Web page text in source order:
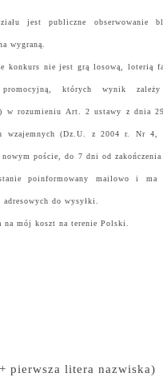
jest publiczne obserwowanie
wygraną.
konkurs nie jest grą losową, loterią
których wynik
w rozumieniu Art. 2 ustawy z dnia
wzajemnych (Dz.U. z 2004 r. Nr
poście, do 7 dni od
poinformowany mailowo i
do wysyłki.
na mój koszt na terenie Polski.
pierwsza litera nazwiska)